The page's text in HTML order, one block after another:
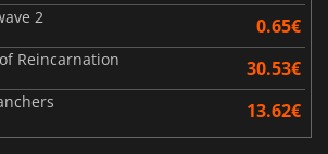
2 0.65€
Reincarnation 30.53€
13.62€